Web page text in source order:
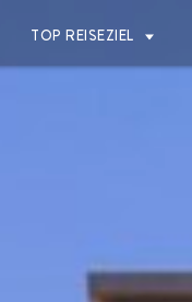
TOP REISEZIEL